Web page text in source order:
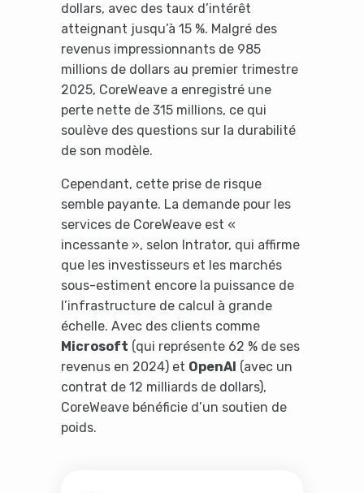
dollars, avec des taux d’intérêt
atteignant jusqu’à 15 %. Malgré des
revenus impressionnants de 985
millions de dollars au premier trimestre
2025, CoreWeave a enregistré une
perte nette de 315 millions, ce qui
soulève des questions sur la durabilité
de son modèle.
Cependant, cette prise de risque
semble payante. La demande pour les
services de CoreWeave est «
incessante », selon Intrator, qui affirme
que les investisseurs et les marchés
sous-estiment encore la puissance de
l’infrastructure de calcul à grande
échelle. Avec des clients comme
Microsoft (qui représente 62 % de ses
revenus en 2024) et OpenAI (avec un
contrat de 12 milliards de dollars),
CoreWeave bénéficie d’un soutien de
poids.